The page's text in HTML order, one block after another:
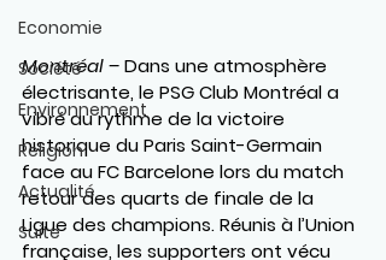
Economie
Société
Environnement
Religion
Actualité
Suite
Montréal – Dans une atmosphère
électrisante, le PSG Club Montréal a
vibré au rythme de la victoire
historique du Paris Saint-Germain
face au FC Barcelone lors du match
retour des quarts de finale de la
Ligue des champions. Réunis à l’Union
française, les supporters ont vécu